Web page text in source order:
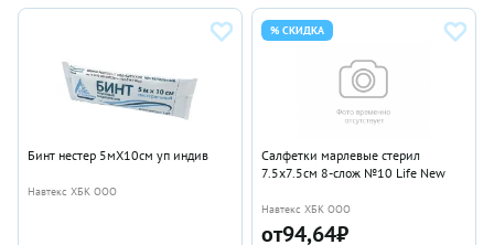
Бинт нестер 5мX10см уп индив
Навтекс ХБК ООО
% СКИДКА
Салфетки марлевые стерил
7.5х7.5см 8-слож №10 Life New
Навтекс ХБК ООО
от94,64₽